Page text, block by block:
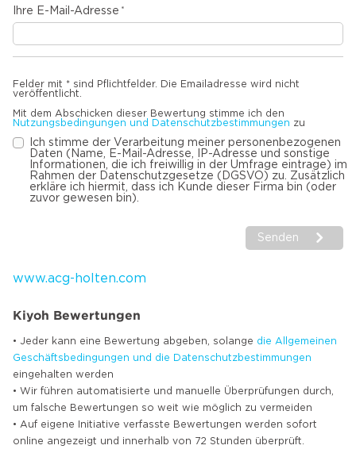
Ihre E-Mail-Adresse
Felder mit * sind Pflichtfelder. Die Emailadresse wird nicht
veröffentlicht.
Mit dem Abschicken dieser Bewertung stimme ich den
Nutzungsbedingungen und Datenschutzbestimmungen zu
Ich stimme der Verarbeitung meiner personenbezogenen
Daten (Name, E-Mail-Adresse, IP-Adresse und sonstige
Informationen, die ich freiwillig in der Umfrage eintrage) im
Rahmen der Datenschutzgesetze (DGSVO) zu. Zusätzlich
erkläre ich hiermit, dass ich Kunde dieser Firma bin (oder
zuvor gewesen bin).
Senden
www.acg-holten.com
Kiyoh Bewertungen
• Jeder kann eine Bewertung abgeben, solange die Allgemeinen
Geschäftsbedingungen und die Datenschutzbestimmungen
eingehalten werden
• Wir führen automatisierte und manuelle Überprüfungen durch,
um falsche Bewertungen so weit wie möglich zu vermeiden
• Auf eigene Initiative verfasste Bewertungen werden sofort
online angezeigt und innerhalb von 72 Stunden überprüft.